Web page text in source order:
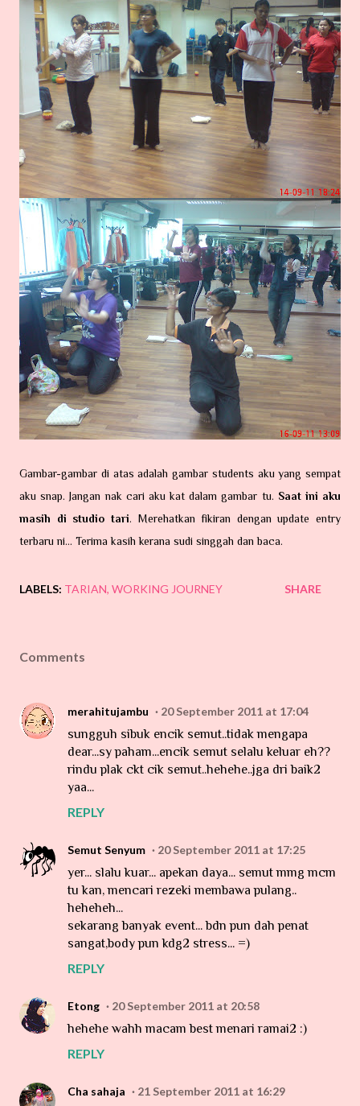
Gambar-gambar di atas adalah gambar students aku yang sempat
aku snap. Jangan nak cari aku kat dalam gambar tu. Saat ini aku
masih di studio tari. Merehatkan fikiran dengan update entry
terbaru ni... Terima kasih kerana sudi singgah dan baca.
LABELS: TARIAN WORKING JOURNEY SHARE
Comments
merahitujambu 20 September 2011 at 17:04
sungguh sibuk encik semut..tidak mengapa
dear...sy paham...encik semut selalu keluar eh??
rindu plak ckt cik semut..hehehe..jga dri baik2
yaa...
REPLY
Semut Senyum 20 September 2011 at 17:25
yer... slalu kuar... apekan daya... semut mmg mcm
tu kan, mencari rezeki membawa pulang..
heheheh...
sekarang banyak event... bdn pun dah penat
sangat,body pun kdg2 stress... =)
REPLY
Etong 20 September 2011 at 20:58
hehehe wahh macam best menari ramai2 :)
REPLY
Cha sahaja 21 September 2011 at 16:29